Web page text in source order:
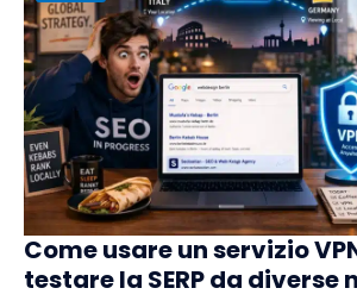
Come usare un servizio
testare la SERP da diverse